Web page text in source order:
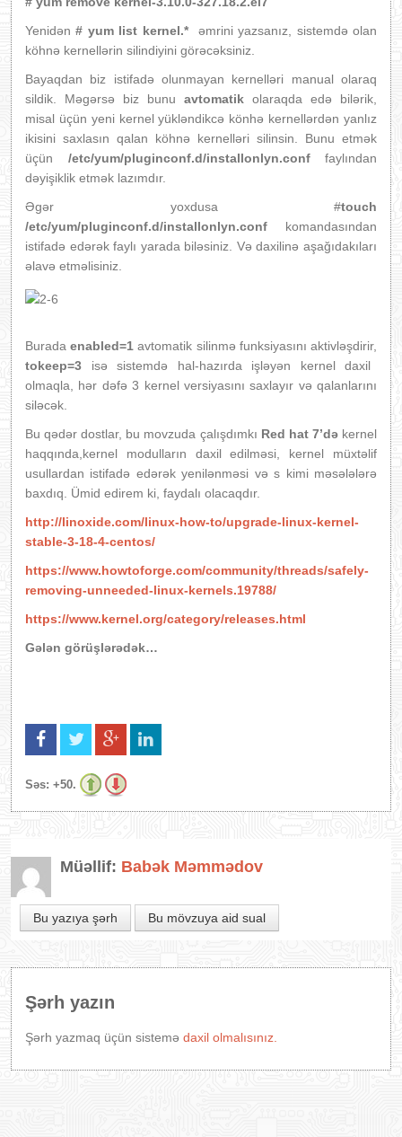
Yenidən# yum list kernel.*əmrini yazsanız, sistemdə olan
köhnə kernellərin silindiyini görəcəksiniz.
Bayaqdan biz istifadə olunmayan kernelləri manual olaraq
sildik. Məgərsə biz bunu avtomatik olaraqda edə bilərik,
misal üçün yeni kernel yükləndikcə könhə kernellərdən yanlız
ikisini saxlasın qalan köhnə kernelləri silinsin. Bunu etmək
üçün /etc/yum/pluginconf.d/installonlyn.conffaylından
dəyişiklik etmək lazımdır.
Əgər yoxdusa #touch
/etc/yum/pluginconf.d/installonlyn.conf
komandasından
istifadə edərək faylı yarada biləsiniz. Və daxilinə aşağıdakıları
əlavə etməlisiniz.
Buradaenabled=1avtomatik silinmə funksiyasını aktivləşdirir,
tokeep=3 isə sistemdə hal-hazırda işləyən kernel daxil
olmaqla, hər dəfə 3 kernel versiyasını saxlayır və qalanlarını
siləcək.
Bu qədər dostlar, bu movzuda çalışdımkı Red hat 7’də kernel
haqqında,kernel modulların daxil edilməsi, kernel müxtəlif
usullardan istifadə edərək yenilənməsi və s kimi məsələlərə
baxdıq. Ümid edirem ki, faydalı olacaqdır.
http://linoxide.com/linux-how-to/upgrade-linux-kernel-
stable-3-18-4-centos/
https://www.howtoforge.com/community/threads/safely-
removing-unneeded-linux-kernels.19788/
https://www.kernel.org/category/releases.html
Gələn görüşlərədək…
Səs: +50.
Müəllif: Babək Məmmədov
Bu yazıya şərh Bu mövzuya aid sual
Şərh yazın
Şərh yazmaq üçün sistemə daxil olmalısınız.